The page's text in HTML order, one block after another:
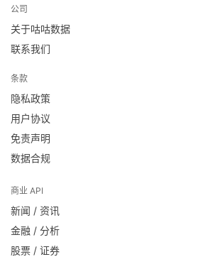
公司
关于咕咕数据
联系我们
条款
隐私政策
用户协议
免责声明
数据合规
商业 API
新闻 / 资讯
金融 / 分析
股票 / 证券